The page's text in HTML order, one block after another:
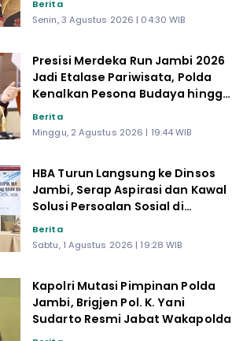
Darurat Pengawasan
Berita
Senin, 3 Agustus 2026 | 04:30 WIB
Presisi Merdeka Run Jambi 2026
Jadi Etalase Pariwisata, Polda
Kenalkan Pesona Budaya hingga
Kuliner Jambi
Berita
Minggu, 2 Agustus 2026 | 19:44 WIB
HBA Turun Langsung ke Dinsos
Jambi, Serap Aspirasi dan Kawal
Solusi Persoalan Sosial di
Tingkat Nasional
Berita
Sabtu, 1 Agustus 2026 | 19:28 WIB
Kapolri Mutasi Pimpinan Polda
Jambi, Brigjen Pol. K. Yani
Sudarto Resmi Jabat Wakapolda